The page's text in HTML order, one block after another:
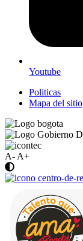
Youtube
Politicas
Mapa del sitio
A- A+